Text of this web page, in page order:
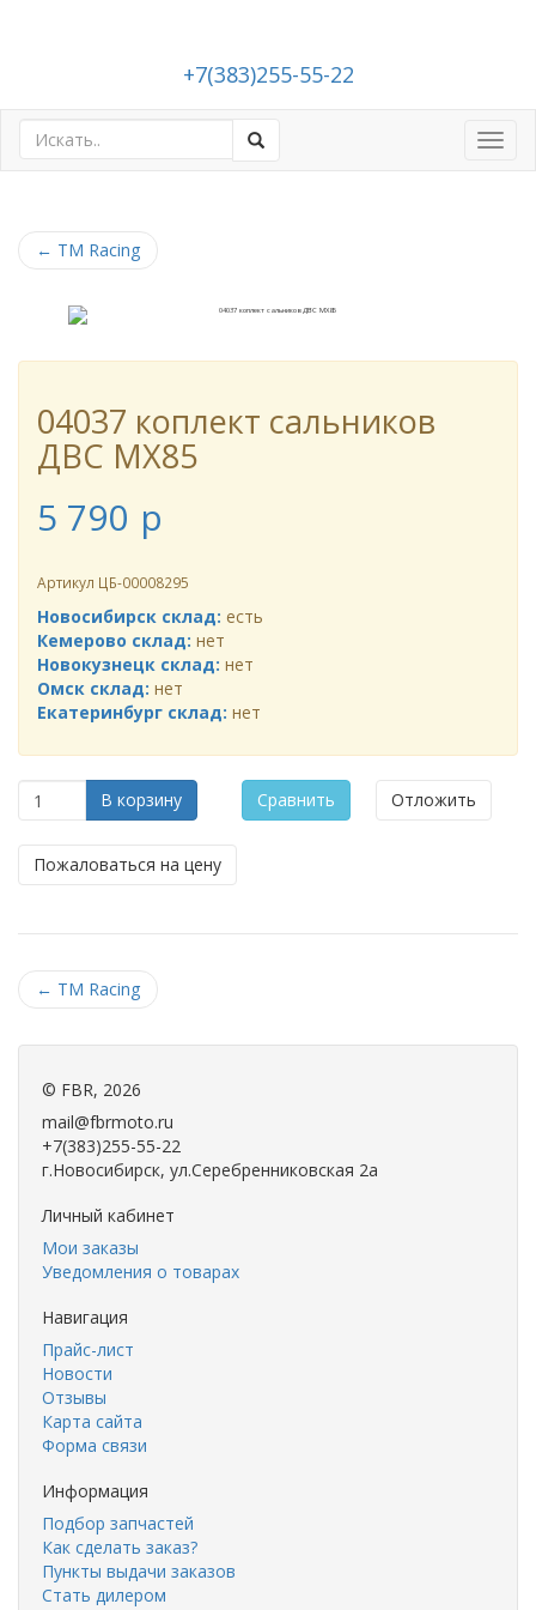
+7(383)255-55-22
← TM Racing
04037 коплект сальников
ДВС MX85
5 790 p
Артикул ЦБ-00008295
Новосибирск склад: есть
Кемерово склад: нет
Новокузнецк склад: нет
Омск склад: нет
Екатеринбург склад: нет
В корзину Сравнить Отложить
Пожаловаться на цену
← TM Racing
© FBR, 2026
mail@fbrmoto.ru
+7(383)255-55-22
г.Новосибирск, ул.Серебренниковская 2а
Личный кабинет
Мои заказы
Уведомления о товарах
Навигация
Прайс-лист
Новости
Отзывы
Карта сайта
Форма связи
Информация
Подбор запчастей
Как сделать заказ?
Пункты выдачи заказов
Стать дилером